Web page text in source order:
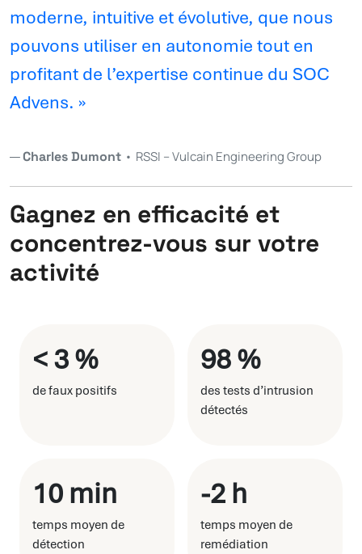
moderne, intuitive et évolutive, que nous
pouvons utiliser en autonomie tout en
profitant de l’expertise continue du SOC
Advens. »
Charles Dumont • RSSI – Vulcain Engineering Group
Gagnez en efficacité et
concentrez-vous sur votre
activité
< 3 %
de faux positifs
98 %
des tests d’intrusion
détectés
10 min
temps moyen de
détection
-2 h
temps moyen de
remédiation